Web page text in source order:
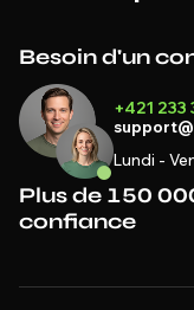
Besoin d'un
+421 233
Lundi -
Plus de 150
confiance